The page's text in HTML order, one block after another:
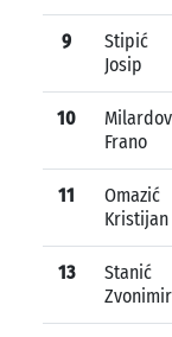
9
Stipić
Josip
10
Frano
11
Omazić
Kristijan
13
Stanić
Zvonimir